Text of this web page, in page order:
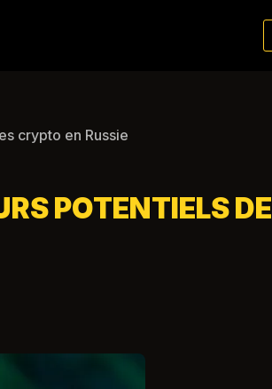
crypto en Russie
POTENTIELS DE